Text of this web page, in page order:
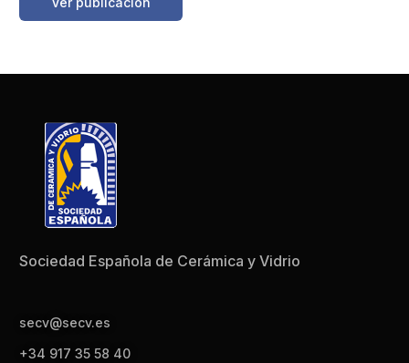
Sociedad Española de Cerámica y Vidrio
secv@secv.es
+34 917 35 58 40